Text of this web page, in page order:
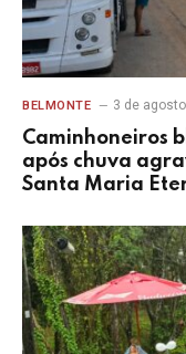
BELMONTE 3 de
Caminhoneiros
após chuva
Santa Maria